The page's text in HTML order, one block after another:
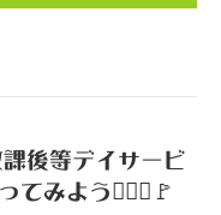
後等デイサービ
てみよう🤾🏻‍♀️🚩